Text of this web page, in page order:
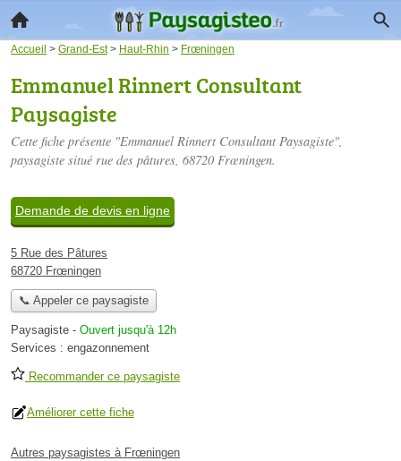
Accueil > Grand-Est> Haut-Rhin > Frœningen
Emmanuel Rinnert Consultant
Paysagiste
Cette fiche présente "Emmanuel Rinnert Consultant Paysagiste",
paysagiste situé rue des pâtures, 68720 Frœningen.
Demande de devis en ligne
5 Rue des Pâtures
68720 Frœningen
📞 Appeler ce paysagiste
Paysagiste - Ouvert jusqu'à 12h
Services : engazonnement
Recommander ce paysagiste
Améliorer cette fiche
Autres paysagistes à Frœningen